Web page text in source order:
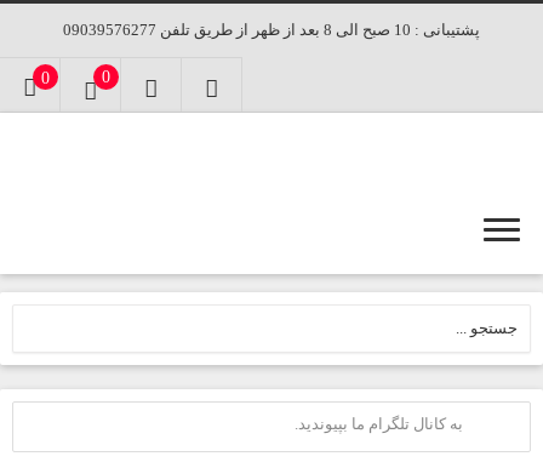
پشتیبانی : 10 صبح الی 8 بعد از ظهر از طریق تلفن 09039576277
0 0
به کانال تلگرام ما بپیوندید.